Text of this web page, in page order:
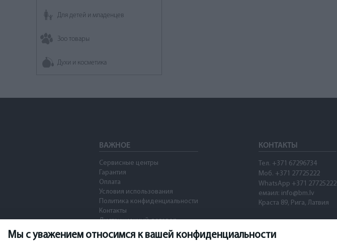
Мы с уважением относимся к вашей конфиденциальности
Для детей и младенцев
Зоо товары
Духи и косметика
ВАЖНОЕ
Сервисные центры
Гарантия
Оплата
Условия использования
Политика конфиденциальности
Контакты
Дистанционный договор
КОНТАКТЫ
Тел. +371 67296734
Моб. +371 27725222
WhatsApp +371 27725222
емаил: info@bm.lv
Краста 89, Рига, Латвия